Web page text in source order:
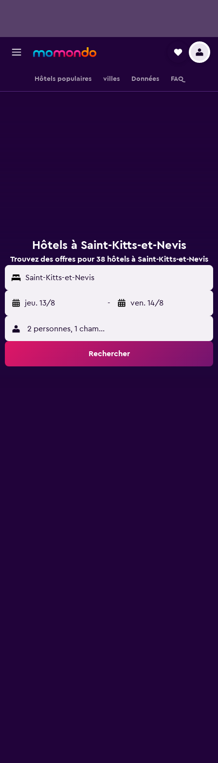
Hôtels populaires villes Données FAQ
Hôtels à Saint-Kitts-et-Nevis
Trouvez des offres pour 38 hôtels à Saint-Kitts-et-Nevis
Saint-Kitts-et-Nevis
jeu. 13/8 - ven. 14/8
2 personnes, 1 chambre
Rechercher